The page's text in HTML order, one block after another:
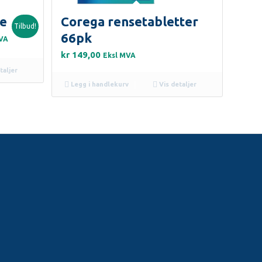
Tilbud!
Corega rensetabletter
66pk
kr149,00 Eksl MVA
Legg i handlekurv Vis detaljer